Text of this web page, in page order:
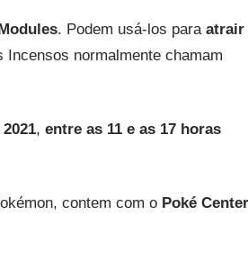
. Podem usá-los para atrair
Incensos normalmente chamam
, entre as 11 e as 17 horas
contem com o Poké Center